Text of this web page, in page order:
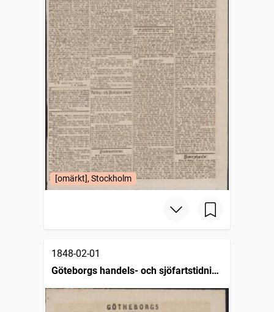
[omärkt], Stockholm
1848-02-01
Göteborgs handels- och sjöfartstidning